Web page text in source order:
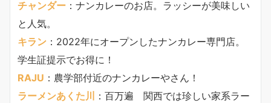
チャンダー ：ナンカレーのお店。ラッシーが美味しい
と人気。
キラン ：2022年にオープンしたナンカレー専門店。
学生証提示でお得に！
RAJU ：農学部付近のナンカレーやさん！
ラーメンあくた川
：百万遍 関西では珍しい家系ラー